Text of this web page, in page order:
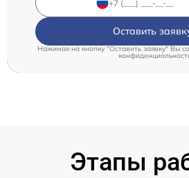
Оставить
Нажимая на кнопку "Оставить заявку" Вы
Этапы